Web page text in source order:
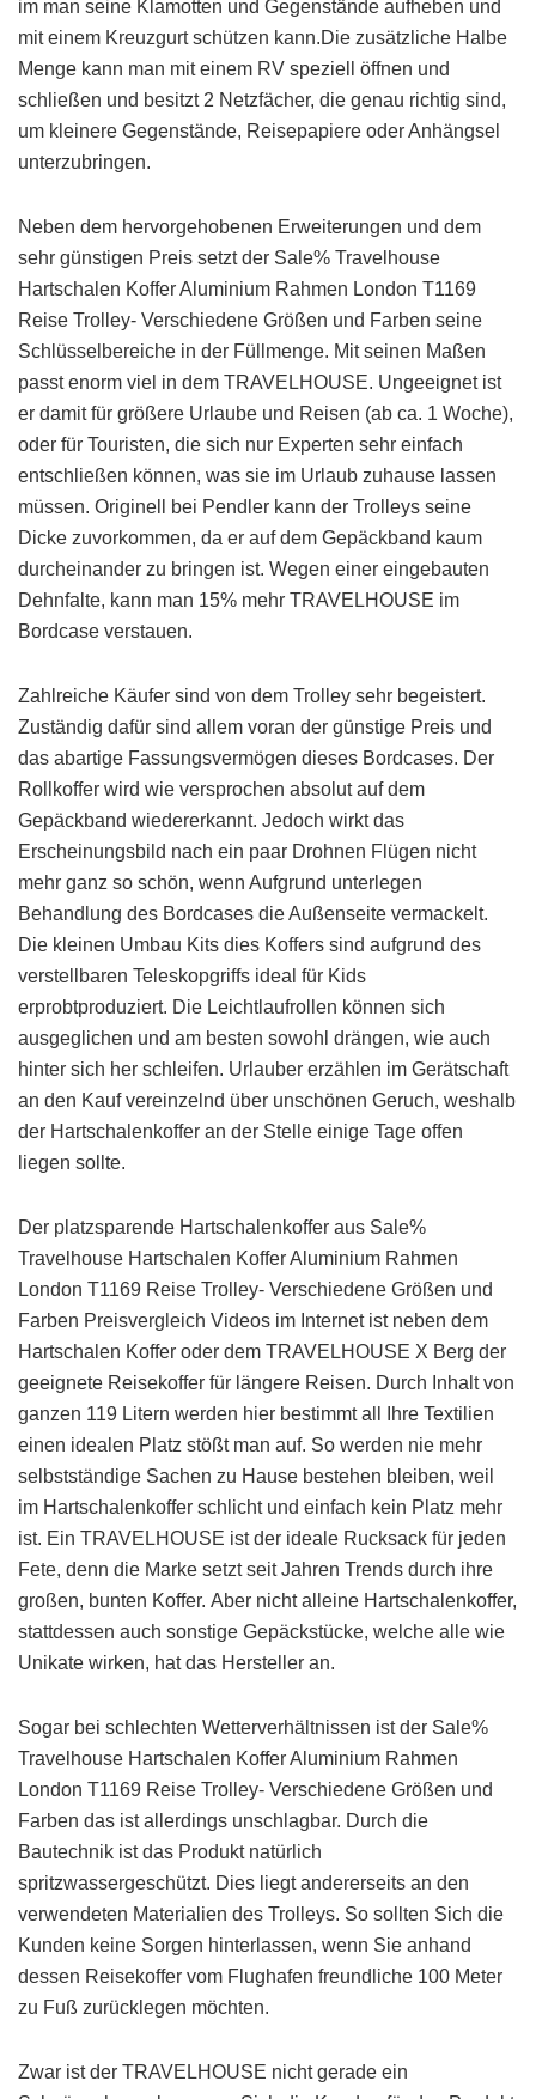
im man seine Klamotten und Gegenstände aufheben und
mit einem Kreuzgurt schützen kann.Die zusätzliche Halbe
Menge kann man mit einem RV speziell öffnen und
schließen und besitzt 2 Netzfächer, die genau richtig sind,
um kleinere Gegenstände, Reisepapiere oder Anhängsel
unterzubringen.
Neben dem hervorgehobenen Erweiterungen und dem
sehr günstigen Preis setzt der Sale% Travelhouse
Hartschalen Koffer Aluminium Rahmen London T1169
Reise Trolley- Verschiedene Größen und Farben seine
Schlüsselbereiche in der Füllmenge. Mit seinen Maßen
passt enorm viel in dem TRAVELHOUSE. Ungeeignet ist
er damit für größere Urlaube und Reisen (ab ca. 1 Woche),
oder für Touristen, die sich nur Experten sehr einfach
entschließen können, was sie im Urlaub zuhause lassen
müssen. Originell bei Pendler kann der Trolleys seine
Dicke zuvorkommen, da er auf dem Gepäckband kaum
durcheinander zu bringen ist. Wegen einer eingebauten
Dehnfalte, kann man 15% mehr TRAVELHOUSE im
Bordcase verstauen.
Zahlreiche Käufer sind von dem Trolley sehr begeistert.
Zuständig dafür sind allem voran der günstige Preis und
das abartige Fassungsvermögen dieses Bordcases. Der
Rollkoffer wird wie versprochen absolut auf dem
Gepäckband wiedererkannt. Jedoch wirkt das
Erscheinungsbild nach ein paar Drohnen Flügen nicht
mehr ganz so schön, wenn Aufgrund unterlegen
Behandlung des Bordcases die Außenseite vermackelt.
Die kleinen Umbau Kits dies Koffers sind aufgrund des
verstellbaren Teleskopgriffs ideal für Kids
erprobtproduziert. Die Leichtlaufrollen können sich
ausgeglichen und am besten sowohl drängen, wie auch
hinter sich her schleifen. Urlauber erzählen im Gerätschaft
an den Kauf vereinzelnd über unschönen Geruch, weshalb
der Hartschalenkoffer an der Stelle einige Tage offen
liegen sollte.
Der platzsparende Hartschalenkoffer aus Sale%
Travelhouse Hartschalen Koffer Aluminium Rahmen
London T1169 Reise Trolley- Verschiedene Größen und
Farben Preisvergleich Videos im Internet ist neben dem
Hartschalen Koffer oder dem TRAVELHOUSE X Berg der
geeignete Reisekoffer für längere Reisen. Durch Inhalt von
ganzen 119 Litern werden hier bestimmt all Ihre Textilien
einen idealen Platz stößt man auf. So werden nie mehr
selbstständige Sachen zu Hause bestehen bleiben, weil
im Hartschalenkoffer schlicht und einfach kein Platz mehr
ist. Ein TRAVELHOUSE ist der ideale Rucksack für jeden
Fete, denn die Marke setzt seit Jahren Trends durch ihre
großen, bunten Koffer. Aber nicht alleine Hartschalenkoffer,
stattdessen auch sonstige Gepäckstücke, welche alle wie
Unikate wirken, hat das Hersteller an.
Sogar bei schlechten Wetterverhältnissen ist der Sale%
Travelhouse Hartschalen Koffer Aluminium Rahmen
London T1169 Reise Trolley- Verschiedene Größen und
Farben das ist allerdings unschlagbar. Durch die
Bautechnik ist das Produkt natürlich
spritzwassergeschützt. Dies liegt andererseits an den
verwendeten Materialien des Trolleys. So sollten Sich die
Kunden keine Sorgen hinterlassen, wenn Sie anhand
dessen Reisekoffer vom Flughafen freundliche 100 Meter
zu Fuß zurücklegen möchten.
Zwar ist der TRAVELHOUSE nicht gerade ein